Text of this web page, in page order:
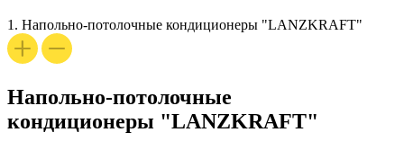
1. Напольно-потолочные кондиционеры "LANZKRAFT"
Напольно-потолочные
кондиционеры "LANZKRAFT"